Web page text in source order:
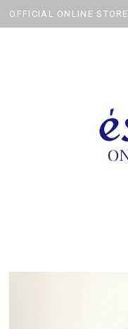
OFFICIAL ONLINE STORE